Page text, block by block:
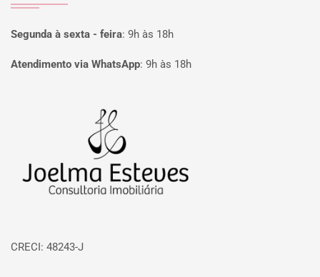
Segunda à sexta - feira: 9h às 18h
Atendimento via WhatsApp: 9h às 18h
CRECI: 48243-J